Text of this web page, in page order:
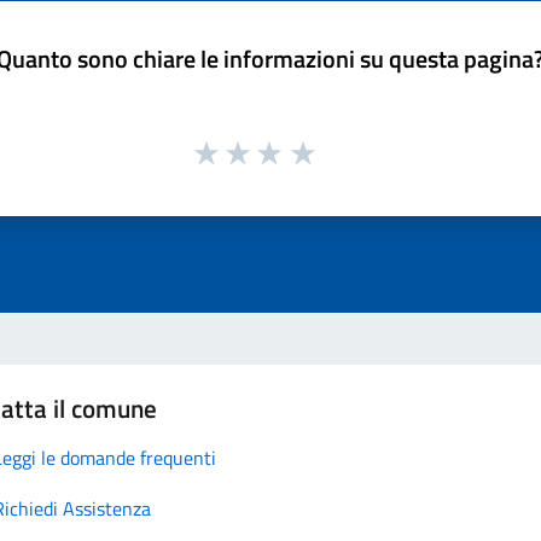
sono chiare le informazioni su questa
il comune
le domande frequenti
Assistenza